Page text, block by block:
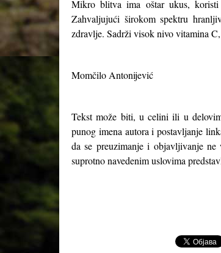
Mikro blitva ima oštar ukus,
Zahvaljujući širokom spektru
zdravlje. Sadrži visok nivo vitamina
Momčilo Antonijević
Tekst može biti, u celini ili u
punog imena autora i postavljanje
da se preuzimanje i objavljivanje
suprotno navedenim uslovima